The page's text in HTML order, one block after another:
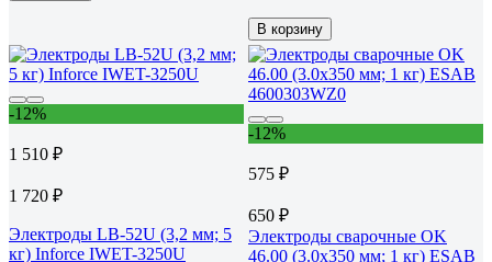
В корзину
-12%
1 510 ₽
1 720 ₽
Электроды LB-52U (3,2 мм; 5
кг) Inforce IWET-3250U
-12%
575 ₽
650 ₽
Электроды сварочные OK
46.00 (3.0х350 мм; 1 кг) ESAB